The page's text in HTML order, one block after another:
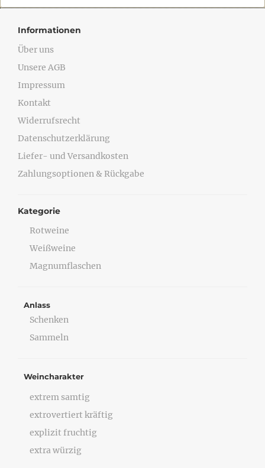
Informationen
Über uns
Unsere AGB
Impressum
Kontakt
Widerrufsrecht
Datenschutzerklärung
Liefer- und Versandkosten
Zahlungsoptionen & Rückgabe
Kategorie
Rotweine
Weißweine
Magnumflaschen
Anlass
Schenken
Sammeln
Weincharakter
extrem samtig
extrovertiert kräftig
explizit fruchtig
extra würzig